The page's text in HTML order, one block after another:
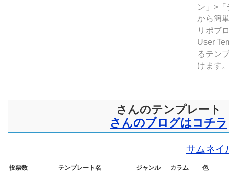
ン」>
から簡
リポブ
User
るテン
けます
さんのテンプレート
さんのブログはコチラ
サムネイ
投票数 テンプレート名 ジャンル カラム 色